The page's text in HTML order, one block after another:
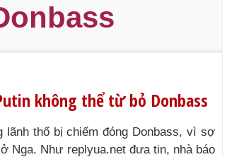
không thể từ bỏ Donbass
thổ bị chiếm đóng Donbass, vì sợ
Nga. Như replyua.net đưa tin, nhà báo